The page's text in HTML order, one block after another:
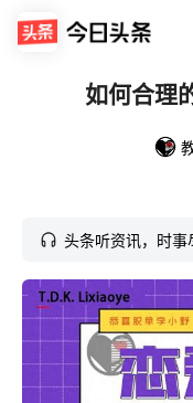
如何合理
头条听资讯，时事